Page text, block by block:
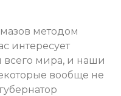
методом
интересует
мира, и наши
вообще не